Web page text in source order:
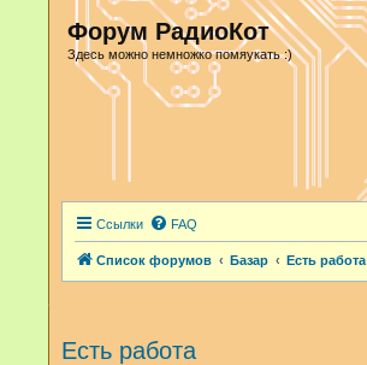
Форум РадиоКот
Здесь можно немножко помяукать :)
Ссылки FAQ
Список форумов Базар Есть работа
Есть работа